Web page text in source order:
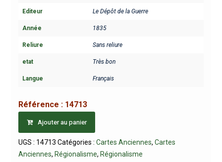
Editeur Le Dépôt de la Guerre
Année 1835
Reliure Sans reliure
etat Très bon
Langue Français
Référence : 14713
Ajouter au panier
UGS : 14713 Catégories : Cartes Anciennes, Cartes
Anciennes, Régionalisme, Régionalisme